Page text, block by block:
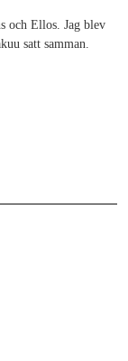
och Ellos. Jag blev
satt samman.